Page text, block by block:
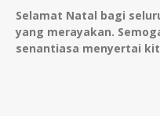
Selamat Natal bagi
yang merayakan.
senantiasa menyertai